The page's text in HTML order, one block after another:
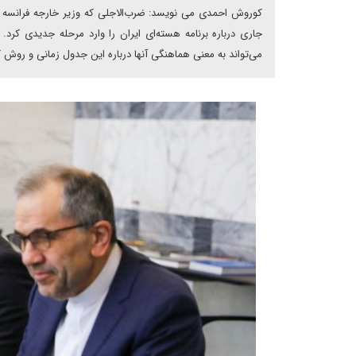
جاری درباره برنامه هسته‌ای ایران را وارد مرحله جدیدی
می‌تواند به معنی هماهنگی آنها درباره این جدول زمانی و روش